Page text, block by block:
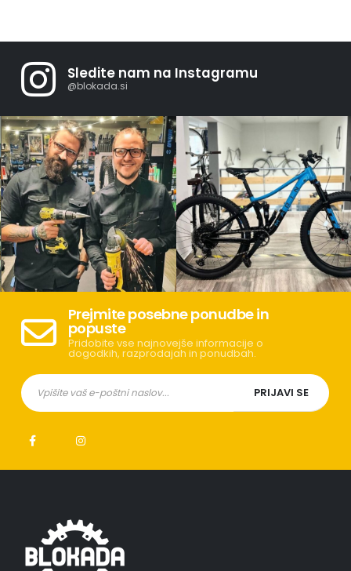
Sledite nam na Instagramu
@blokada.si
Prejmite posebne ponudbe in
popuste
Pridobite vse najnovejše informacije o
dogodkih, razprodajah in ponudbah.